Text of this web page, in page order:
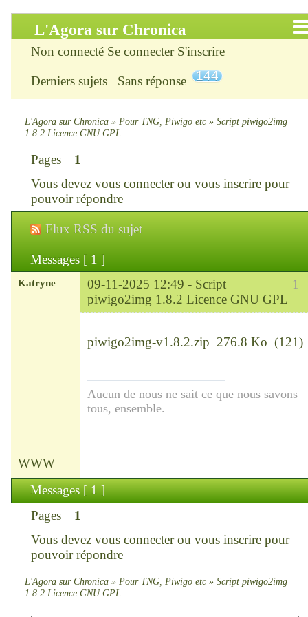
L'Agora sur Chronica
Accueil
Infos
Chercher
S’inscrire
Connexion
Chronica : le site
ChroniKat : les liens
CONTACT
Non connecté Se connecter S'inscrire
Derniers sujets Sans réponse 144
L'Agora sur Chronica » Pour TNG, Piwigo etc »Script piwigo2img
1.8.2 Licence GNU GPL
Pages
1
Vous devez vous connecterou vous inscrirepour
pouvoir répondre
Flux RSS du sujet
Messages [ 1 ]
1
Katryne 09-11-2025 12:49 - Script
piwigo2img 1.8.2 Licence GNU GPL
piwigo2img-v1.8.2.zip 276.8 Ko (121)
Aucun de nous ne sait ce que nous savons
tous, ensemble.
WWW
Messages [ 1 ]
Pages
1
Vous devez vous connecterou vous inscrirepour
pouvoir répondre
L'Agora sur Chronica » Pour TNG, Piwigo etc »Script piwigo2img
1.8.2 Licence GNU GPL